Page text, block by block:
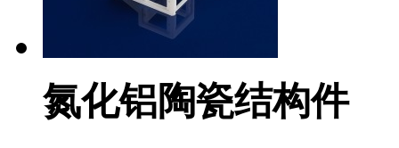
氮化铝陶瓷结构件